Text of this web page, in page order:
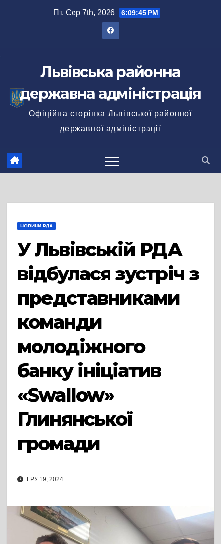
Пт. Сер 7th, 2026 6:09:46 PM
Львівська районна
державна адміністрація
Офіційна сторінка Львівської районної
державної адміністрації
НОВИНИ РДА
У Львівській РДА
відбулася зустріч з
представниками
команди
молодіжного
банку ініціатив
«Swallow»
Глинянської
громади
ГРУ 19, 2024